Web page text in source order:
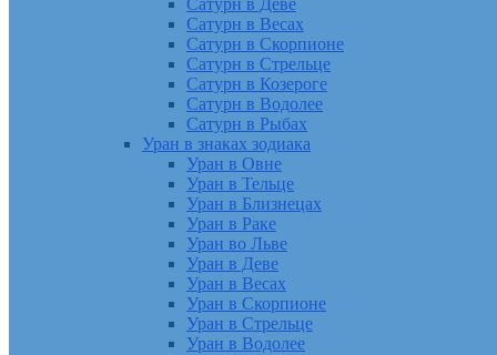
Сатурн в Деве
Сатурн в Весах
Сатурн в Скорпионе
Сатурн в Стрельце
Сатурн в Козероге
Сатурн в Водолее
Сатурн в Рыбах
Уран в знаках зодиака
Уран в Овне
Уран в Тельце
Уран в Близнецах
Уран в Раке
Уран во Льве
Уран в Деве
Уран в Весах
Уран в Скорпионе
Уран в Стрельце
Уран в Водолее